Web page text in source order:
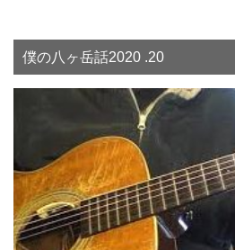
僕の八ヶ岳話2020 .20